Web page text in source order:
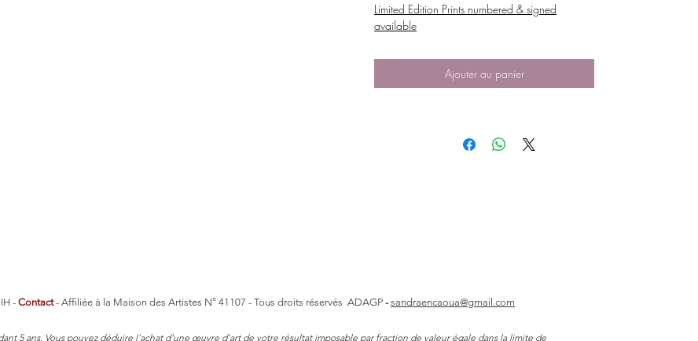
Limited Edition Prints numbered & signed
available
Ajouter au panier
-Contact- Affiliée à la Maison des Artistes N° 41107 - Tous droits réservés ADAGP - sandraencaoua@gmail.com
5 ans. Vous pouvez déduire l'achat d'une œuvre d'art de votre résultat imposable par fraction de valeur égale dans la limite de